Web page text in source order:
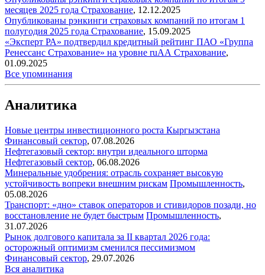
месяцев 2025 года Страхование, 12.12.2025
Опубликованы рэнкинги страховых компаний по итогам 1
полугодия 2025 года Страхование, 15.09.2025
«Эксперт РА» подтвердил кредитный рейтинг ПАО «Группа
Ренессанс Страхование» на уровне ruAА Страхование,
01.09.2025
Все упоминания
Аналитика
Новые центры инвестиционного роста Кыргызстана
Финансовый сектор, 07.08.2026
Нефтегазовый сектор: внутри идеального шторма
Нефтегазовый сектор, 06.08.2026
Минеральные удобрения: отрасль сохраняет высокую
устойчивость вопреки внешним рискам Промышленность,
05.08.2026
Транспорт: «дно» ставок операторов и стивидоров позади, но
восстановление не будет быстрым Промышленность,
31.07.2026
Рынок долгового капитала за II квартал 2026 года:
осторожный оптимизм сменился пессимизмом
Финансовый сектор, 29.07.2026
Вся аналитика